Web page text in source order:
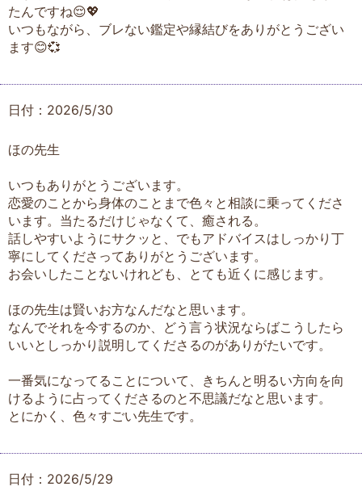
たんですね😌💖
いつもながら、ブレない鑑定や縁結びをありがとうござい
ます😊💞
日付：2026/5/30
ほの先生
いつもありがとうございます。
恋愛のことから身体のことまで色々と相談に乗ってくださ
います。当たるだけじゃなくて、癒される。
話しやすいようにサクッと、でもアドバイスはしっかり丁
寧にしてくださってありがとうございます。
お会いしたことないけれども、とても近くに感じます。
ほの先生は賢いお方なんだなと思います。
なんでそれを今するのか、どう言う状況ならばこうしたら
いいとしっかり説明してくださるのがありがたいです。
一番気になってることについて、きちんと明るい方向を向
けるように占ってくださるのと不思議だなと思います。
とにかく、色々すごい先生です。
日付：2026/5/29